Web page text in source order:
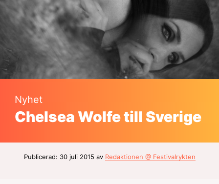
Nyhet
Chelsea Wolfe till Sverige
Publicerad: 30 juli 2015 av Redaktionen @ Festivalrykten